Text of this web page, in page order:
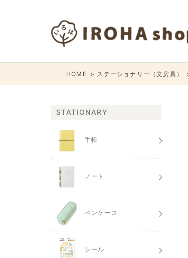
HOME ステーショナリー（文房具）
STATIONARY
手帳
ノート
ペンケース
シール